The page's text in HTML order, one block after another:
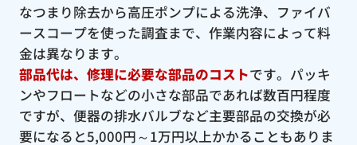
なつまり除去から高圧ポンプによる洗浄、ファイバ
ースコープを使った調査まで、作業内容によって料
金は異なります。
部品代は、修理に必要な部品のコストです。パッキ
ンやフロートなどの小さな部品であれば数百円程度
ですが、便器の排水バルブなど主要部品の交換が必
要になると5,000円～1万円以上かかることもありま